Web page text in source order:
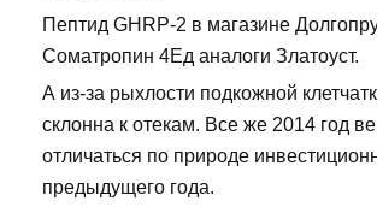
Пептид GHRP-2 в магазине
Cоматропин 4Ед аналоги Златоуст.
А из-за рыхлости подкожной
склонна к отекам. Все же 2014 год
отличаться по природе
предыдущего года.